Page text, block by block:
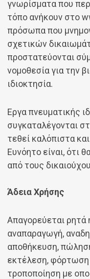
γνωρίσματα που
τόπο ανήκουν στο
πρόσωπα που
σχετικών
προστατεύονται
νομοθεσία για την
ιδιοκτησία.
Εργα πνευματικής
συγκαταλέγονται
τεθεί καλόπιστα
Ευνόητο είναι, ότι
από τους
Άδεια Χρήσης
Απαγορεύεται ρητά
αναπαραγωγή,
αποθήκευση,
εκτέλεση,
τροποποίηση με